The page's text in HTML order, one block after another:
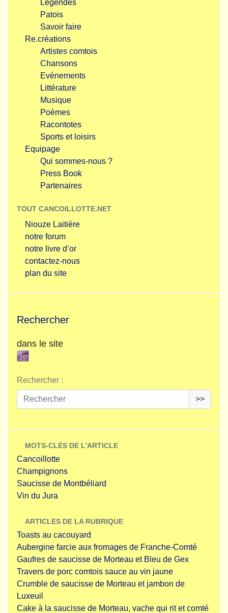
Légendes
Patois
Savoir faire
Re.créations
Artistes comtois
Chansons
Evénements
Littérature
Musique
Poèmes
Racontotes
Sports et loisirs
Equipage
Qui sommes-nous ?
Press Book
Partenaires
TOUT CANCOILLOTTE.NET
Niouze Laitière
notre forum
notre livre d’or
contactez-nous
plan du site
Rechercher
dans le site
Rechercher :
>>
MOTS-CLÉS DE L'ARTICLE
Cancoillotte
Champignons
Saucisse de Montbéliard
Vin du Jura
ARTICLES DE LA RUBRIQUE
Toasts au cacouyard
Aubergine farcie aux fromages de Franche-Comté
Gaufres de saucisse de Morteau et Bleu de Gex
Travers de porc comtois sauce au vin jaune
Crumble de saucisse de Morteau et jambon de
Luxeuil
Cake à la saucisse de Morteau, vache qui rit et comté